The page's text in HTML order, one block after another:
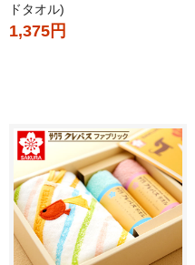
ドタオル)
1,375円